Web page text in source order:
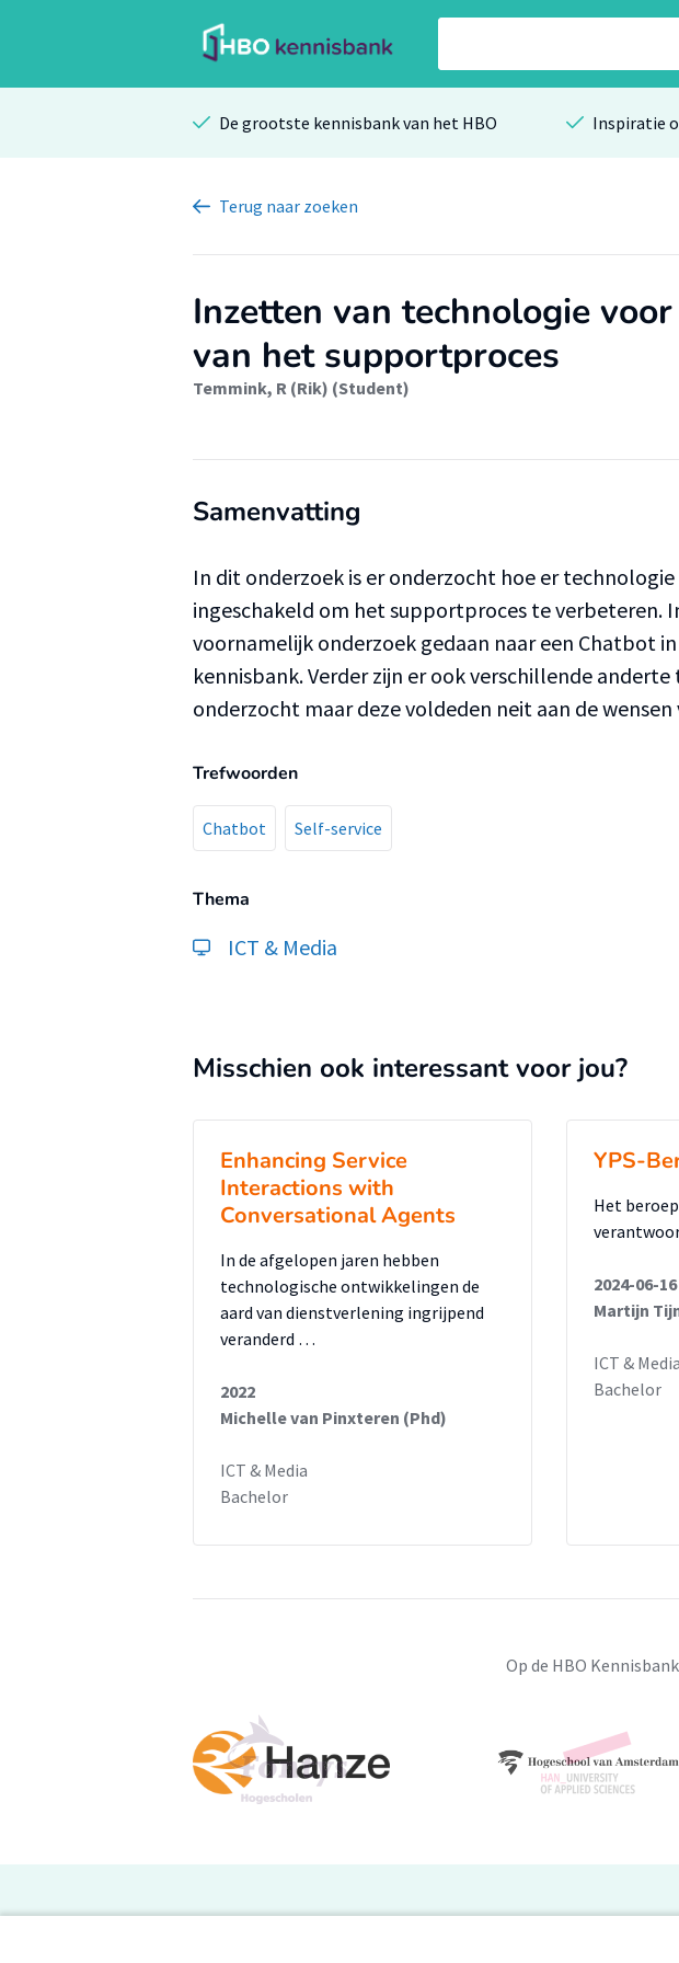
De grootste kennisbank van het HBO Inspiratie
Terug naar zoeken
Inzetten van technologie
van het supportproces
Temmink, R (Rik) (Student)
Samenvatting
In dit onderzoek is er onderzocht hoe er
ingeschakeld om het supportproces te verbeteren.
voornamelijk onderzoek gedaan naar een Chatbot
kennisbank. Verder zijn er ook verschillende
onderzocht maar deze voldeden neit aan de
Trefwoorden
Chatbot Self-service
Thema
ICT & Media
Misschien ook interessant voor jou?
Enhancing Service
Interactions with
Conversational Agents
In de afgelopen jaren hebben
technologische ontwikkelingen de
aard van dienstverlening ingrijpend
veranderd …
2022
Michelle van Pinxteren (Phd)
ICT & Media
Bachelor
YPS-
Het
2024-06-16
Martijn
ICT & Media
Bachelor
Op de HBO